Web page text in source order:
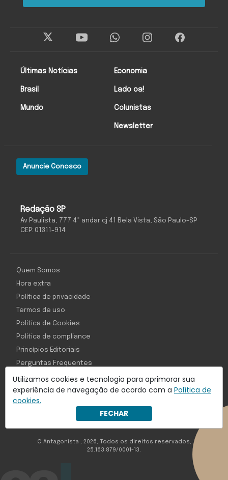
Utilizamos cookies e tecnologia para aprimorar sua
experiência de navegação de acordo com a Política de
cookies.
FECHAR
Redação SP
Av Paulista, 777 4º andar cj 41 Bela Vista, São Paulo-SP
CEP: 01311-914
Anuncie Conosco
Últimas Notícias
Brasil
Mundo
Economia
Lado oa!
Colunistas
Newsletter
Com inteligência e tecnologia:
Object1ve - Marketing Solution
Quem Somos
Hora extra
Política de privacidade
Termos de uso
Política de Cookies
Política de compliance
Princípios Editoriais
Perguntas Frequentes
O Antagonista , 2026, Todos os direitos reservados,
25.163.879/0001-13.